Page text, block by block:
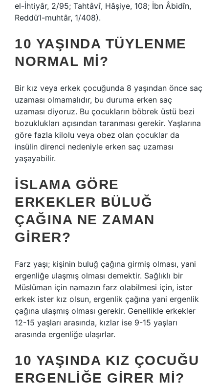
el-İhtiyâr, 2/95; Tahtâvî, Hâşiye, 108; İbn Âbidîn,
Reddü’l-muhtâr, 1/408).
10 YAŞINDA TÜYLENME
NORMAL MI?
Bir kız veya erkek çocuğunda 8 yaşından önce saç
uzaması olmamalıdır, bu duruma erken saç
uzaması diyoruz. Bu çocukların böbrek üstü bezi
bozuklukları açısından taranması gerekir. Yaşlarına
göre fazla kilolu veya obez olan çocuklar da
insülin direnci nedeniyle erken saç uzaması
yaşayabilir.
İSLAMA GÖRE
ERKEKLER BÜLUĞ
ÇAĞINA NE ZAMAN
GIRER?
Farz yaşı; kişinin buluğ çağına girmiş olması, yani
ergenliğe ulaşmış olması demektir. Sağlıklı bir
Müslüman için namazın farz olabilmesi için, ister
erkek ister kız olsun, ergenlik çağına yani ergenlik
çağına ulaşmış olması gerekir. Genellikle erkekler
12-15 yaşları arasında, kızlar ise 9-15 yaşları
arasında ergenliğe ulaşırlar.
10 YAŞINDA KIZ ÇOCUĞU
ERGENLIĞE GIRER MI?